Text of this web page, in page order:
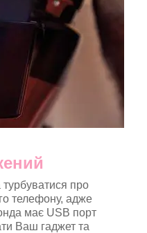
турбуватися про
телефону, адже
має USB порт
Ваш гаджет та